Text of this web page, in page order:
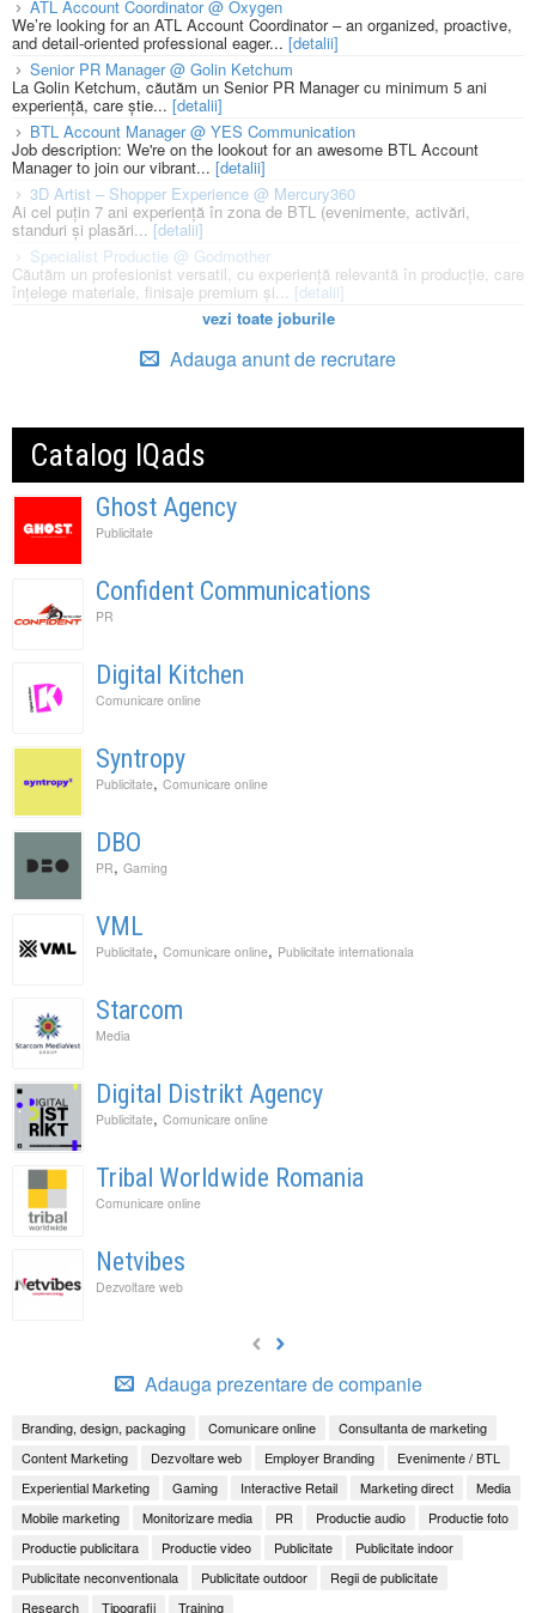
ATL Account Coordinator @ Oxygen
We’re looking for an ATL Account Coordinator – an organized, proactive,
and detail-oriented professional eager... [detalii]
Senior PR Manager @ Golin Ketchum
La Golin Ketchum, căutăm un Senior PR Manager cu minimum 5 ani
experiență, care știe... [detalii]
BTL Account Manager @ YES Communication
Job description: We're on the lookout for an awesome BTL Account
Manager to join our vibrant... [detalii]
3D Artist – Shopper Experience @ Mercury360
Ai cel puțin 7 ani experiență în zona de BTL (evenimente, activări,
standuri și plasări... [detalii]
Specialist Productie @ Godmother
Căutăm un profesionist versatil, cu experiență relevantă în producție, care
înțelege materiale, finisaje premium și... [detalii]
vezi toate joburile
Adauga anunt de recrutare
Catalog IQads
Ghost Agency
Publicitate
Confident Communications
PR
Digital Kitchen
Comunicare online
Syntropy
Publicitate, Comunicare online
DBO
PR, Gaming
VML
Publicitate, Comunicare online, Publicitate internationala
Starcom
Media
Digital Distrikt Agency
Publicitate, Comunicare online
Tribal Worldwide Romania
Comunicare online
Netvibes
Dezvoltare web
Adauga prezentare de companie
Branding, design, packaging Comunicare online
Consultanta de marketing
Content Marketing
Dezvoltare web Employer Branding
Evenimente / BTL
Experiential Marketing
Gaming Interactive Retail Marketing direct
Media
Mobile marketing
Monitorizare media PR Productie audio
Productie foto
Productie publicitara
Productie video Publicitate
Publicitate indoor
Publicitate neconventionala
Publicitate outdoor
Regii de publicitate
Research
Tipografii Training